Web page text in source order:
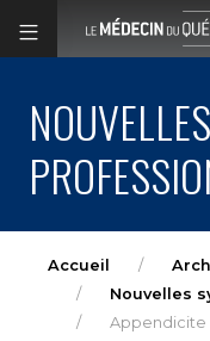
Accueil
Nouvelles
Appendicite